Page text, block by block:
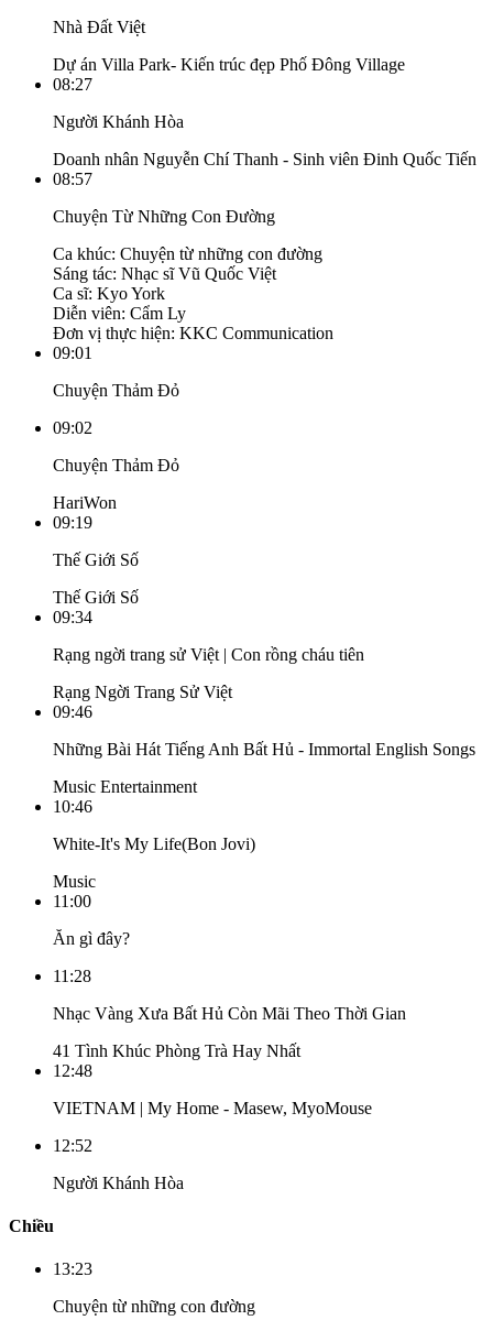
Nhà Đất Việt
Dự án Villa Park- Kiến trúc đẹp Phố Đông Village
08:27
Người Khánh Hòa
Doanh nhân Nguyễn Chí Thanh - Sinh viên Đinh Quốc Tiến
08:57
Chuyện Từ Những Con Đường
Ca khúc: Chuyện từ những con đường
Sáng tác: Nhạc sĩ Vũ Quốc Việt
Ca sĩ: Kyo York
Diễn viên: Cẩm Ly
Đơn vị thực hiện: KKC Communication
09:01
Chuyện Thảm Đỏ
09:02
Chuyện Thảm Đỏ
HariWon
09:19
Thế Giới Số
Thế Giới Số
09:34
Rạng ngời trang sử Việt | Con rồng cháu tiên
Rạng Ngời Trang Sử Việt
09:46
Những Bài Hát Tiếng Anh Bất Hủ - Immortal English Songs
Music Entertainment
10:46
White-It's My Life(Bon Jovi)
Music
11:00
Ăn gì đây?
11:28
Nhạc Vàng Xưa Bất Hủ Còn Mãi Theo Thời Gian
41 Tình Khúc Phòng Trà Hay Nhất
12:48
VIETNAM | My Home - Masew, MyoMouse
12:52
Người Khánh Hòa
Chiều
13:23
Chuyện từ những con đường